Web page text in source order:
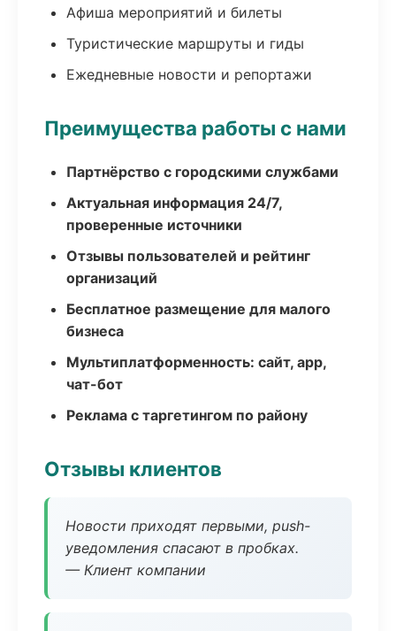
Афиша мероприятий и билеты
Туристические маршруты и гиды
Ежедневные новости и репортажи
Преимущества работы с нами
Партнёрство с городскими службами
Актуальная информация 24/7,
проверенные источники
Отзывы пользователей и рейтинг
организаций
Бесплатное размещение для малого
бизнеса
Мультиплатформенность: сайт, app,
чат-бот
Реклама с таргетингом по району
Отзывы клиентов
Новости приходят первыми, push-
уведомления спасают в пробках.
— Клиент компании